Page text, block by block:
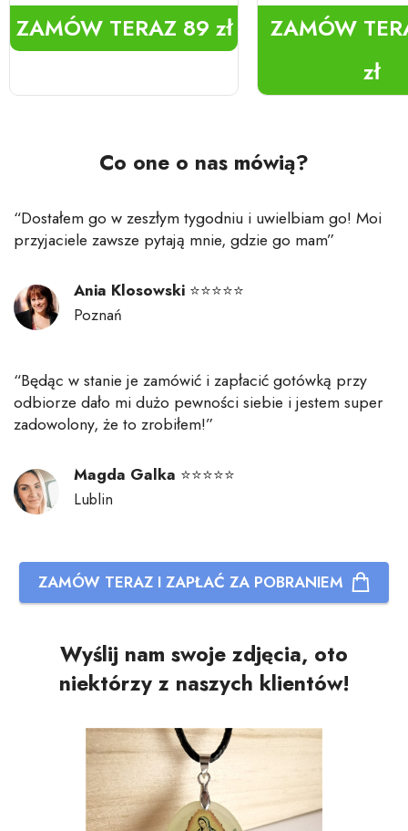
ZAMÓW TERAZ 89 zł
ZAMÓW
zł
Co one o nas mówią?
“Dostałem go w zeszłym tygodniu i uwielbiam go! Moi
przyjaciele zawsze pytają mnie, gdzie go mam”
Ania Klosowski ⭐⭐⭐⭐⭐
Poznań
“Będąc w stanie je zamówić i zapłacić gotówką przy
odbiorze dało mi dużo pewności siebie i jestem super
zadowolony, że to zrobiłem!”
Magda Galka ⭐⭐⭐⭐⭐
Lublin
ZAMÓW TERAZ I ZAPŁAĆ ZA POBRANIEM
Wyślij nam swoje zdjęcia, oto
niektórzy z naszych klientów!